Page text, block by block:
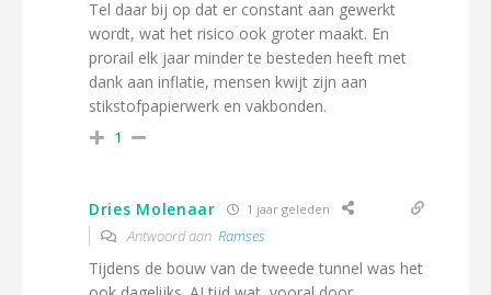
Tel daar bij op dat er constant aan gewerkt
wordt, wat het risico ook groter maakt. En
prorail elk jaar minder te besteden heeft met
dank aan inflatie, mensen kwijt zijn aan
stikstofpapierwerk en vakbonden.
1
Dries Molenaar 1 jaar geleden
Antwoord aan Ramses
Tijdens de bouw van de tweede tunnel was het